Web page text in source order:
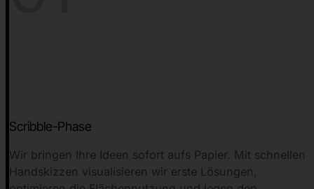
Scribble-Phase
Wir bringen Ihre Ideen sofort aufs Papier. Mit schnellen
Handskizzen visualisieren wir erste Lösungen,